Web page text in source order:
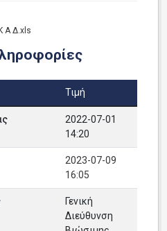
Α Δ.xls
Τιμή
2022-07-01
14:20
2023-07-09
16:05
Γενική
Διεύθυνση